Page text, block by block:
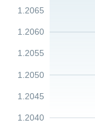
1.2040
1.2045
1.2050
1.2055
1.2060
1.2065